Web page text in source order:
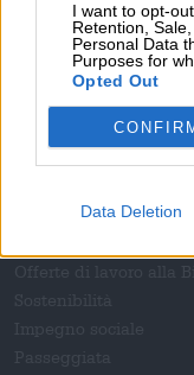
I want to opt-
Retention,
Personal Data
Purposes for
Opted Out
Data Deletion
A proposito della